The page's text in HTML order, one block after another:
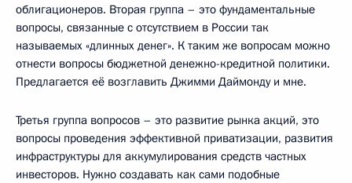
облигационеров. Вторая группа – это фундаментальные
вопросы, связанные с отсутствием в России так
называемых «длинных денег». К таким же вопросам можно
отнести вопросы бюджетной денежно-кредитной политики.
Предлагается её возглавить Джимми Даймонду и мне.
Третья группа вопросов – это развитие рынка акций, это
вопросы проведения эффективной приватизации, развития
инфраструктуры для аккумулирования средств частных
инвесторов. Нужно создавать как сами подобные